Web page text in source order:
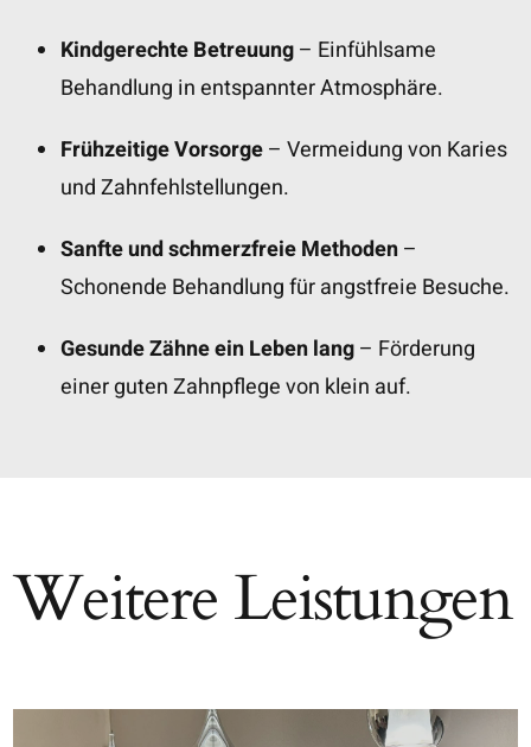
Kindgerechte Betreuung– Einfühlsame
Behandlung in entspannter Atmosphäre.
Frühzeitige Vorsorge– Vermeidung von Karies
und Zahnfehlstellungen.
Sanfte und schmerzfreie Methoden–
Schonende Behandlung für angstfreie Besuche.
Gesunde Zähne ein Leben lang– Förderung
einer guten Zahnpflege von klein auf.
Weitere Leistungen